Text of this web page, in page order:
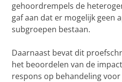
gehoordrempels de
gaf aan dat er mogelijk geen
subgroepen bestaan.
Daarnaast bevat dit
het beoordelen van de
respons op behandeling